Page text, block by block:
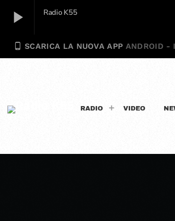
play_arrow Radio K55
play_arrow Radio K55
phone_android SCARICA LA NUOVA APP ANDROID -
RADIO VIDEO